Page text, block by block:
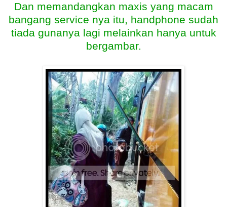
Dan memandangkan maxis yang macam
bangang service nya itu, handphone sudah
tiada gunanya lagi melainkan hanya untuk
bergambar.